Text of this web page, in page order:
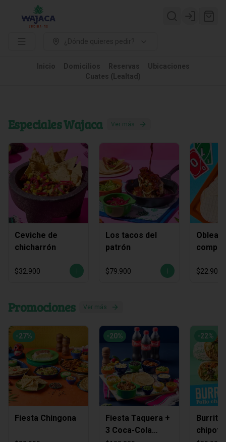
¿Dónde quieres pedir?
Inicio Domicilios Reservas
Ubicaciones
Cuates (Lealtad)
Especiales Wajaca Ver más
Ceviche de
chicharrón
$32.900
Los tacos del
patrón
$79.900
Obleas
$22.900
Promociones Ver más
-27%
Fiesta Chingona
-20%
Fiesta Taquera +
3 Coca-Cola
-22%
Burrito